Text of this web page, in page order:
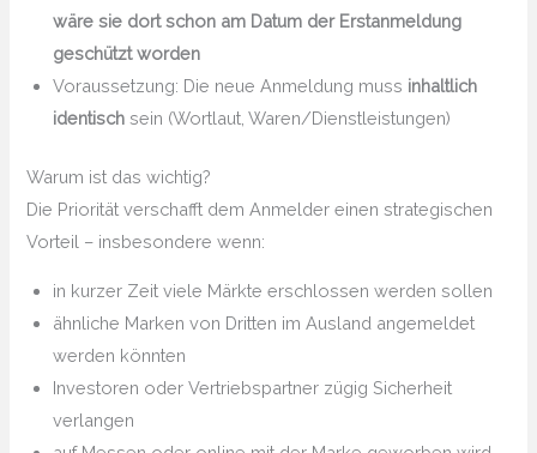
wäre sie dort schon am Datum der Erstanmeldung
geschützt worden
Voraussetzung: Die neue Anmeldung muss inhaltlich
identisch sein (Wortlaut, Waren/Dienstleistungen)
Warum ist das wichtig?
Die Priorität verschafft dem Anmelder einen strategischen
Vorteil – insbesondere wenn:
in kurzer Zeit viele Märkte erschlossen werden sollen
ähnliche Marken von Dritten im Ausland angemeldet
werden könnten
Investoren oder Vertriebspartner zügig Sicherheit
verlangen